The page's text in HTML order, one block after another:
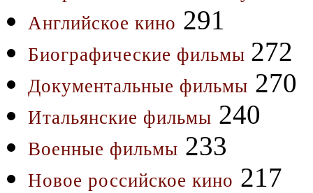
Английское кино 291
Биографические фильмы 272
Документальные фильмы 270
Итальянские фильмы 240
Военные фильмы 233
Новое российское кино 217